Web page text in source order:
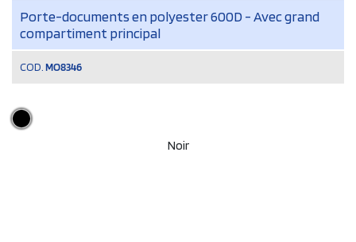
Porte-documents en polyester 600D - Avec grand
compartiment principal
COD. MO8346
Noir